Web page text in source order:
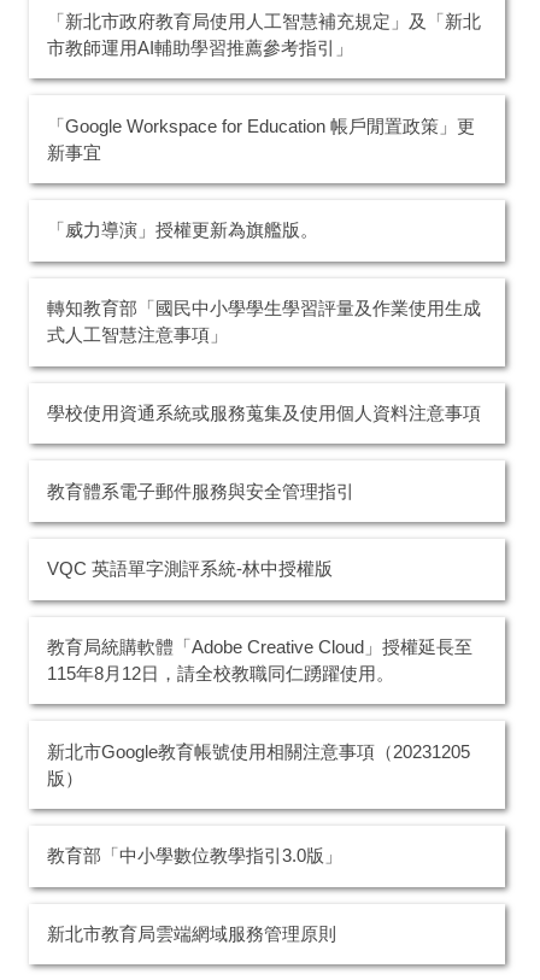
「新北市政府教育局使用人工智慧補充規定」及「新北
市教師運用AI輔助學習推薦參考指引」
「Google Workspace for Education 帳戶閒置政策」更
新事宜
「威力導演」授權更新為旗艦版。
轉知教育部「國民中小學學生學習評量及作業使用生成
式人工智慧注意事項」
學校使用資通系統或服務蒐集及使用個人資料注意事項
教育體系電子郵件服務與安全管理指引
VQC 英語單字測評系統-林中授權版
教育局統購軟體「Adobe Creative Cloud」授權延長至
115年8月12日，請全校教職同仁踴躍使用。
新北市Google教育帳號使用相關注意事項（20231205
版）
教育部「中小學數位教學指引3.0版」
新北市教育局雲端網域服務管理原則